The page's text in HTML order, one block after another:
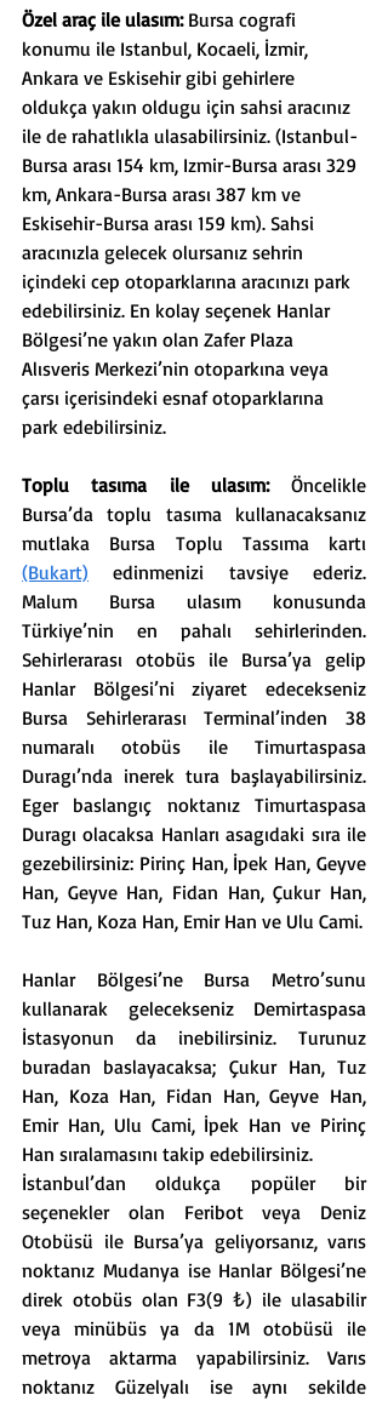
Özel araç ile ulasım: Bursa cografi
konumu ile Istanbul, Kocaeli, İzmir,
Ankara ve Eskisehir gibi gehirlere
oldukça yakın oldugu için sahsi aracınız
ile de rahatlıkla ulasabilirsiniz. (Istanbul-
Bursa arası 154 km, Izmir-Bursa arası 329
km, Ankara-Bursa arası 387 km ve
Eskisehir-Bursa arası 159 km). Sahsi
aracınızla gelecek olursanız sehrin
içindeki cep otoparklarına aracınızı park
edebilirsiniz. En kolay seçenek Hanlar
Bölgesi’ne yakın olan Zafer Plaza
Alısveris Merkezi’nin otoparkına veya
çarsı içerisindeki esnaf otoparklarına
park edebilirsiniz.
Toplu tasıma ile ulasım: Öncelikle
Bursa’da toplu tasıma kullanacaksanız
(Bukart) edinmenizi tavsiye ederiz.
Malum Bursa ulasım konusunda
Türkiye’nin en pahalı sehirlerinden.
Sehirlerarası otobüs ile Bursa’ya gelip
Hanlar Bölgesi’ni ziyaret edecekseniz
Bursa Sehirlerarası Terminal’inden 38
numaralı otobüs ile Timurtaspasa
Duragı’nda inerek tura başlayabilirsiniz.
Eger baslangıç noktanız Timurtaspasa
Duragı olacaksa Hanları asagıdaki sıra ile
gezebilirsiniz: Pirinç Han, İpek Han, Geyve
Han, Geyve Han, Fidan Han, Çukur Han,
Hanlar Bölgesi’ne Bursa Metro’sunu
kullanarak gelecekseniz Demirtaspasa
İstasyonun da inebilirsiniz. Turunuz
buradan baslayacaksa; Çukur Han, Tuz
Han, Koza Han, Fidan Han, Geyve Han,
Emir Han, Ulu Cami, İpek Han ve Pirinç
Han sıralamasını takip edebilirsiniz.
İstanbul’dan oldukça popüler bir
seçenekler olan Feribot veya Deniz
Otobüsü ile Bursa’ya geliyorsanız, varıs
noktanız Mudanya ise Hanlar Bölgesi’ne
direk otobüs olan F3(9 ₺) ile ulasabilir
veya minübüs ya da 1M otobüsü ile
metroya aktarma yapabilirsiniz. Varıs
noktanız Güzelyalı ise aynı sekilde